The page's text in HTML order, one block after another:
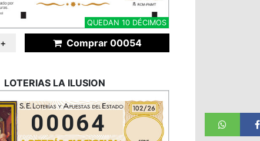
QUEDAN 10 DÉCIMOS
+ Comprar 00054
LOTERIAS LA ILUSION
00064